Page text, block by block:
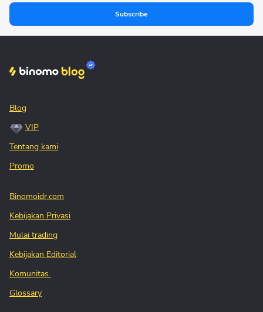
Subscribe
Blog
VIP
Tentang kami
Promo
Binomoidr.com
Kebijakan Privasi
Mulai trading
Kebijakan Editorial
Komunitas
Glossary